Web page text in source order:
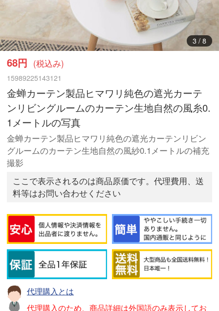
4/ 8
68円 (税込み)
15989225143121
金蝉カーテン製品ヒマワリ純色の遮光カーテ
ンリビングルームのカーテン生地自然の風糸0.
1メートルの写真
金蝉カーテン製品ヒマワリ純色の遮光カーテンリビン
グルームのカーテン生地自然の風紗0.1メートルの補充
撮影
ここで表示されるのは商品原価です。代理費用、送
料等はお問い合わせください
代理購入とは
代理購入のため、商品詳細は外国語のみ表示してお